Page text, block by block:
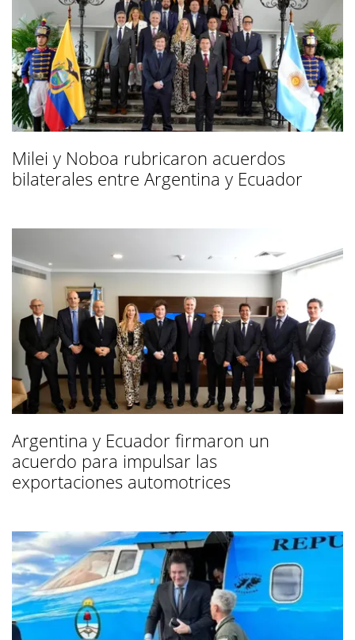
Milei y Noboa rubricaron acuerdos
bilaterales entre Argentina y Ecuador
Argentina y Ecuador firmaron un
acuerdo para impulsar las
exportaciones automotrices